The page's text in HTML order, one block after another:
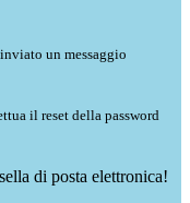
un messaggio
il reset della password
di posta elettronica!